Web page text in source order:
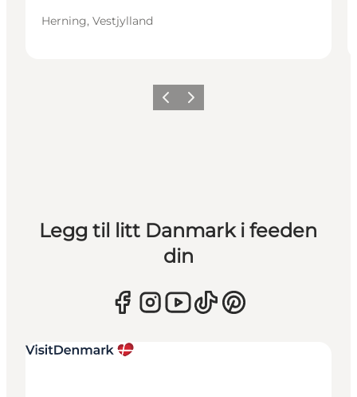
Herning, Vestjylland
ForrigeNeste
Legg til litt Danmark i feeden
din